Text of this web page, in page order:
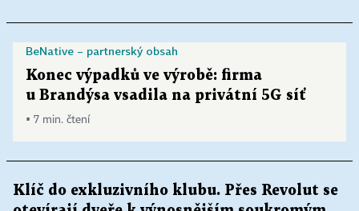
BeNative – partnerský obsah
Konec výpadků ve výrobě: firma
u Brandýsa vsadila na privátní 5G síť
▪ 7 min. čtení
Klíč do exkluzivního klubu. Přes Revolut se